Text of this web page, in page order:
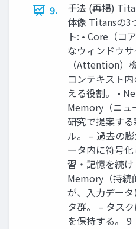
9.
手法 (再掲)
体像 Titansの3
ト: • Core（コ
なウィンドウ
（Attention）
コンテキスト
える役割。 •
Memory（ニュ
研究で提案す
ル。 – 過去の
ータ内に符号
習・記憶を続
Memory（持続
が、入力デー
タ群。 – タス
を保持する。 9